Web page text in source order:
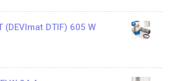
(DEVImat DTIF) 605 W